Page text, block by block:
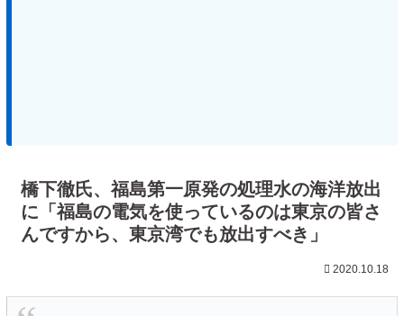
橋下徹氏、福島第一原発の処理水の海洋放出
に「福島の電気を使っているのは東京の皆さ
んですから、東京湾でも放出すべき」
2020.10.18